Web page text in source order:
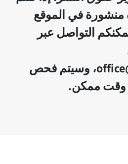
منشورة في الموقع
التواصل عبر
office@br7news.co.il، وسيتم فحص
وقت ممكن.